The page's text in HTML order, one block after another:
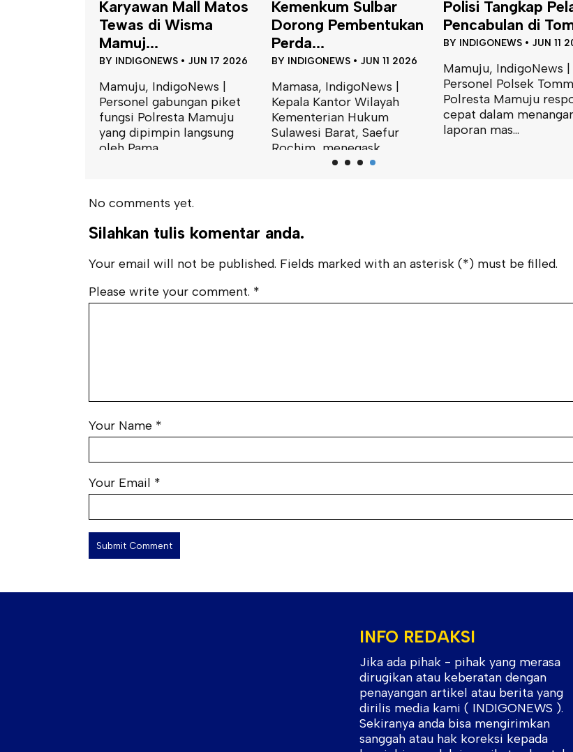
Karyawan Mall Matos
Tewas di Wisma
Mamuj...
BY INDIGONEWS • JUN 17 2026
Mamuju, IndigoNews |
Personel gabungan piket
fungsi Polresta Mamuju
yang dipimpin langsung
oleh Pama...
Kemenkum Sulbar
Dorong Pembentukan
Perda...
BY INDIGONEWS • JUN 11 2026
Mamasa, IndigoNews |
Kepala Kantor Wilayah
Kementerian Hukum
Sulawesi Barat, Saefur
Rochim, menegask...
Polisi Tangkap
Pencabulan di
BY INDIGONEWS • JUN 11
Mamuju, IndigoNews |
Personel Polsek
Polresta Mamuju
cepat dalam
laporan mas...
No comments yet.
Silahkan tulis komentar anda.
Your email will not be published. Fields marked with an asterisk (*) must be filled.
Please write your comment. *
Your Name *
Your Email *
INFO REDAKSI
Jika ada pihak - pihak yang merasa
dirugikan atau keberatan dengan
penayangan artikel atau berita yang
dirilis media kami ( INDIGONEWS ).
Sekiranya anda bisa mengirimkan
sanggah atau hak koreksi kepada